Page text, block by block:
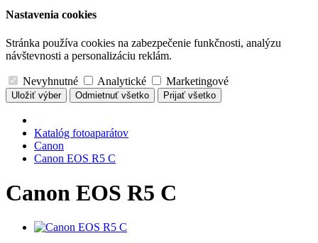
Nastavenia cookies
Stránka používa cookies na zabezpečenie funkčnosti, analýzu
návštevnosti a personalizáciu reklám.
Nevyhnutné Analytické Marketingové
Uložiť výber Odmietnuť všetko Prijať všetko
Katalóg fotoaparátov
Canon
Canon EOS R5 C
Canon EOS R5 C